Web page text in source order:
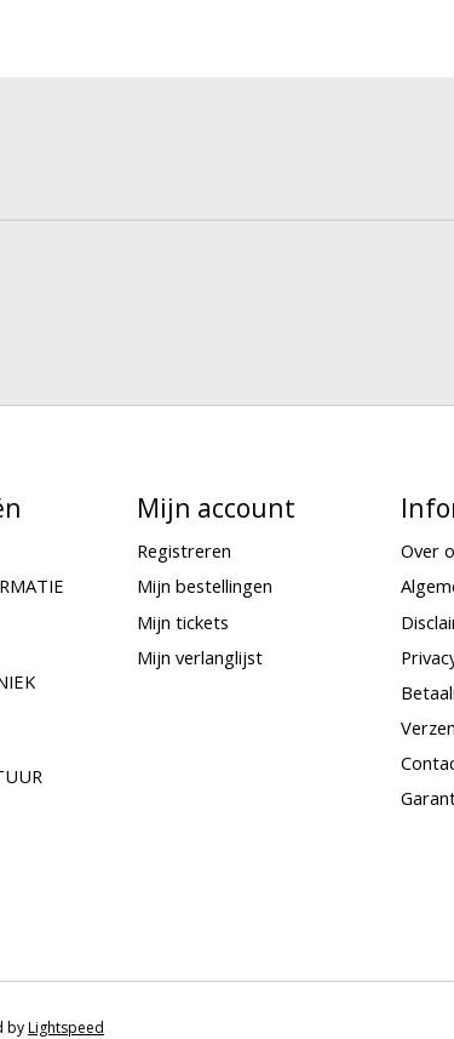
Mijn account
Registreren
Mijn bestellingen
Mijn tickets
Mijn verlanglijst
Over
byLightspeed